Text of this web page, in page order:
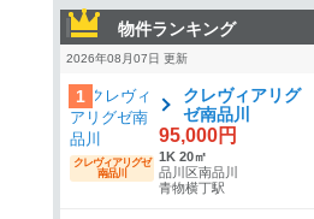
物件ランキング
2026年08月07日 更新
1
クレヴィアリグゼ
南品川
クレヴィアリグ
ゼ南品川
95,000円
1K 20㎡
品川区南品川
青物横丁駅